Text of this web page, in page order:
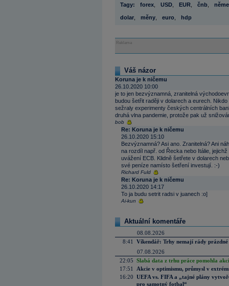
Tagy: forex USD EUR čnb
dolar měny euro hdp
Reklama
Váš názor
Koruna je k ničemu
26.10.2020 10:00
je to jen bezvýznamná, zranitelná
budou šetřit raději v dolarech a eurech.
sežraly experimenty českých centrálních
druhá vlna pandemie, protože pak už
bob
Re: Koruna je k ničemu
26.10.2020 15:10
Bezvýznamná? Asi ano. Zranitelná? Ani
na rozdíl např. od Řecka nebo Itálie,
uvážení ECB. Klidně šetřete v dolarech
své peníze namísto šetření investují. :-)
Richard Fuld
Re: Koruna je k ničemu
26.10.2020 14:17
To ja budu setrit radsi v juanech :o]
Ai-kun
Aktuální komentáře
08.08.2026
8:41
Víkendář: Trhy nemají rády prázdné
07.08.2026
22:05 Slabá data z trhu práce pomohla
17:51
Akcie v optimismu, průmysl v
16:20 UEFA vs. FIFA a „tajné plány
pro samotný fotbal“